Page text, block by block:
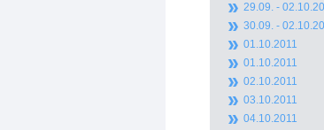
29.09. -
30.09. -
01.10.2011
01.10.2011
02.10.2011
03.10.2011
04.10.2011